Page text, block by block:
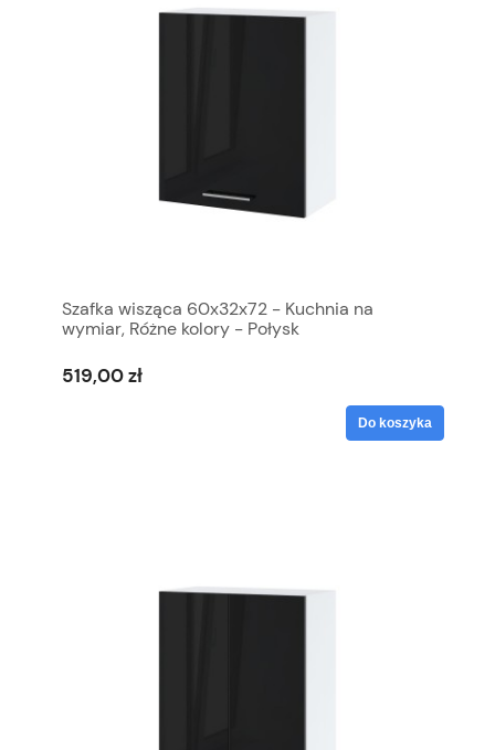
Szafka wisząca 60x32x72 - Kuchnia na
wymiar, Różne kolory - Połysk
519,00 zł
Do koszyka